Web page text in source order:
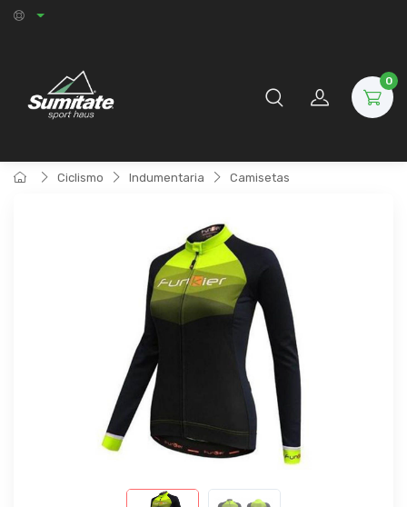
0
Ciclismo Indumentaria Camisetas